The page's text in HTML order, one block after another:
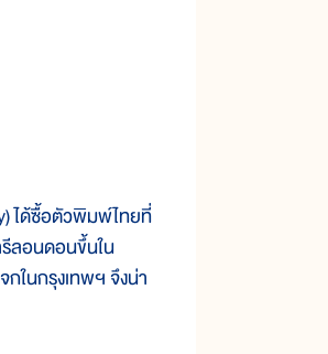
ได้ซื้อตัวพิมพ์ไทยที่
ลอนดอนขึ้นใน
ในกรุงเทพฯ จึงน่า